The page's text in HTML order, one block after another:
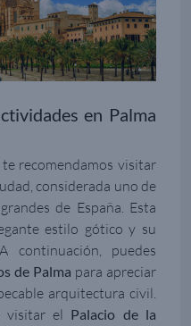
en Palma
te recomendamos visitar
considerada uno de
de España. Esta
estilo gótico y su
continuación, puedes
de Palma para apreciar
arquitectura civil.
visitar el Palacio de la